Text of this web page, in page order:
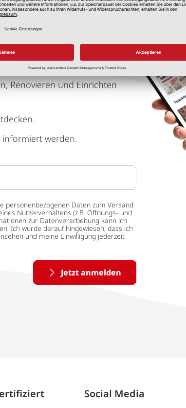
Renovieren und Einrichten
werden.
personenbezogenen Daten zum Versand
Nutzerverhaltens (z.B. Öffnungs- und
zur Datenverarbeitung kann ich
Ich wurde darauf hingewiesen, dass ich
und meine Einwilligung jederzeit
Jetzt anmelden
Social Media